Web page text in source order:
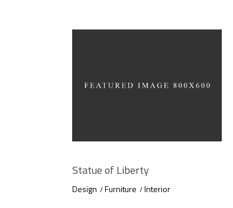
Statue of Liberty
Design Furniture Interior